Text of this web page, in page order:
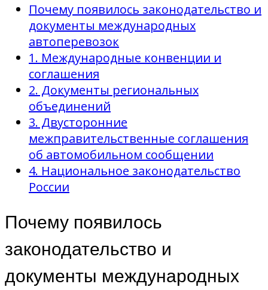
Почему появилось законодательство и
документы международных
автоперевозок
1. Международные конвенции и
соглашения
2. Документы региональных
объединений
3. Двусторонние
межправительственные соглашения
об автомобильном сообщении
4. Национальное законодательство
России
Почему появилось
законодательство и
документы международных